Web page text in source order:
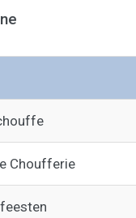
Choufferie